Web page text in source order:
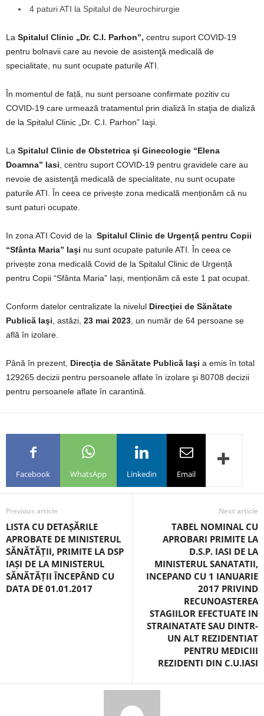
4 paturi ATI la Spitalul de Neurochirurgie
La Spitalul Clinic „Dr. C.I. Parhon”, centru suport COVID-19
pentru bolnavii care au nevoie de asistenţă medicală de
specialitate, nu sunt ocupate paturile ATI.
În momentul de față, nu sunt persoane confirmate pozitiv cu
COVID-19 care urmează tratamentul prin dializă în staţia de dializă
de la Spitalul Clinic „Dr. C.I. Parhon” Iaşi.
La Spitalul Clinic de Obstetrica și Ginecologie “Elena
Doamna” Iasi , centru suport COVID-19 pentru gravidele care au
nevoie de asistenţă medicală de specialitate, nu sunt ocupate
paturile ATI. În ceea ce privește zona medicală menționăm că nu
sunt paturi ocupate.
In zona ATI Covid de la Spitalul Clinic de Urgență pentru Copii
“Sfânta Maria” Iași nu sunt ocupate paturile ATI. În ceea ce
privește zona medicală Covid de la Spitalul Clinic de Urgență
pentru Copii “Sfânta Maria” Iași, menționăm că este 1 pat ocupat.
Conform datelor centralizate la nivelul Direcţiei de Sănătate
Publică Iaşi , astăzi, 23 mai 2023 , un număr de 64 persoane se
află în izolare.
Până în prezent, Direcţia de Sănătate Publică Iaşi a emis în total
129265 decizii pentru persoanele aflate în izolare şi 80708 decizii
pentru persoanele aflate în carantină.
Facebook WhatsApp Linkedin Email
Previous article
LISTA CU DETAȘĂRILE
APROBATE DE MINISTERUL
SĂNĂTĂȚII, PRIMITE LA DSP
IAȘI DE LA MINISTERUL
SĂNĂTĂȚII ÎNCEPÂND CU
DATA DE 01.01.2017
Next article
TABEL NOMINAL CU
APROBARI PRIMITE LA
D.S.P. IASI DE LA
MINISTERUL SANATATII,
INCEPAND CU 1 IANUARIE
2017 PRIVIND
RECUNOASTEREA
STAGIILOR EFECTUATE IN
STRAINATATE SAU DINTR-
UN ALT REZIDENTIAT
PENTRU MEDICIII
REZIDENTI DIN C.U.IASI